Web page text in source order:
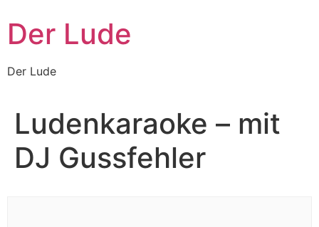
Inhalt
wechseln
Der Lude
Der Lude
Ludenkaraoke – mit
DJ Gussfehler